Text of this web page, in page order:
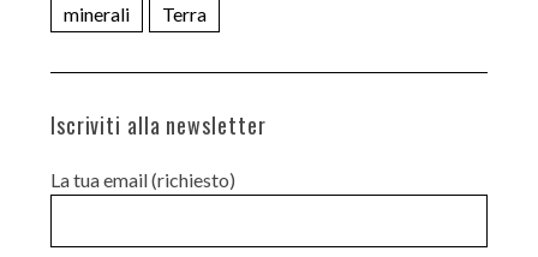
minerali Terra
Iscriviti alla newsletter
La tua email (richiesto)